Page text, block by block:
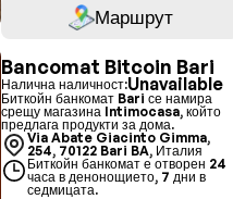
Маршрут
Bancomat Bitcoin Bari
Налична наличност:Unavailable
Биткойн банкомат Bari се намира
срещу магазина Intimocasa, който
предлага продукти за дома.
Via Abate Giacinto Gimma,
254, 70122 Bari BA, Италия
Биткойн банкомат е отворен 24
часа в денонощието, 7 дни в
седмицата.